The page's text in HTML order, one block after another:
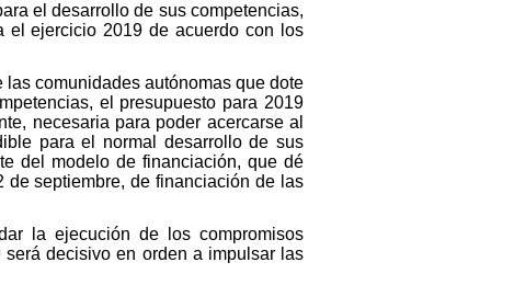
el desarrollo de sus competencias,
el ejercicio 2019 de acuerdo con los
comunidades autónomas que dote
el presupuesto para 2019
necesaria para poder acercarse al
para el normal desarrollo de sus
del modelo de financiación, que dé
septiembre, de financiación de las
la ejecución de los compromisos
decisivo en orden a impulsar las